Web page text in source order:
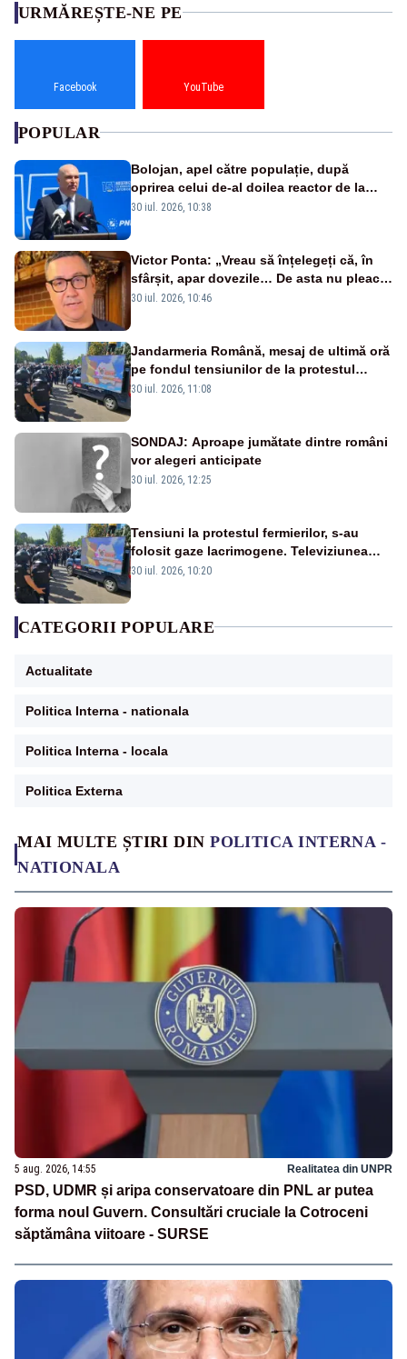
MAI MULTE ȘTIRI DINPOLITICA INTERNA -
NATIONALA
5 aug. 2026, 14:55 Realitatea din UNPR
PSD, UDMR și aripa conservatoare din PNL ar putea
forma noul Guvern. Consultări cruciale la Cotroceni
săptămâna viitoare - SURSE
URMĂREȘTE-NE PE
Facebook YouTube
POPULAR
Bolojan, apel către populație, după
oprirea celui de-al doilea reactor de la
Cernavodă: „Să își reducă consumul în
30 iul. 2026, 10:38
Victor Ponta: „Vreau să înțelegeți că, în
sfârșit, apar dovezile… De asta nu pleacă
Bolojan și useriștii”
30 iul. 2026, 10:46
Jandarmeria Română, mesaj de ultimă oră
pe fondul tensiunilor de la protestul
masiv al fermierilor - VIDEO
30 iul. 2026, 11:08
SONDAJ: Aproape jumătate dintre români
vor alegeri anticipate
30 iul. 2026, 12:25
Tensiuni la protestul fermierilor, s-au
folosit gaze lacrimogene. Televiziunea
Poporului face apel la calm – LIVE TEXT
30 iul. 2026, 10:20
CATEGORII POPULARE
Actualitate
Politica Interna - nationala
Politica Interna - locala
Politica Externa